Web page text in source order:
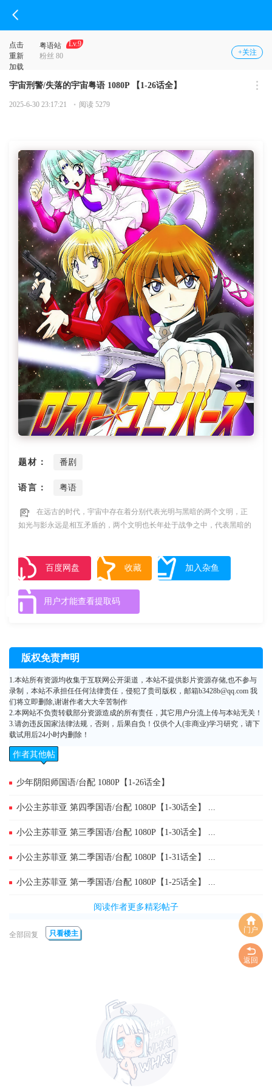
门户
返回
点击
重新
加载
粤语站
Lv.9
粉丝 80
+关注
宇宙刑警/失落的宇宙粤语 1080P 【1-26话全】
2025-6-30 23:17:21 阅读 5279
题材： 番剧
语言： 粤语
在远古的时代，宇宙中存在着分别代表光明与黑暗的两个文明，正
如光与影永远是相互矛盾的，两个文明也长年处于战争之中，代表黑暗的
会把驾驶者作为自己的食粮，以此来增强自己的力量。这种黑色的战舰就
像魔鬼一样，会把敌人彻底毁灭，但同时也会吞噬驾驶员的生命。而在同
一时间，为了对抗敌人的黑色战舰，代表光明的文明也创造了一艘白色战
舰与黑色战舰抗衡。后来，两个文明都原因不明地消失了，而那些战舰却
百度网盘 收藏 加入杂鱼
用户才能查看提取码
版权免责声明
1.本站所有资源均收集于互联网公开渠道，本站不提供影片资源存储,也不参与
录制，本站不承担任任何法律责任，侵犯了贵司版权，邮箱b3428b@qq.com 我
们将立即删除,谢谢作者大大辛苦制作
2.本网站不负责转载部分资源造成的所有责任，其它用户分流上传与本站无关！
3.请勿违反国家法律法规，否则，后果自负！仅供个人(非商业)学习研究，请下
载试用后24小时内删除！
作者其他帖
少年阴阳师国语/台配 1080P【1-26话全】
小公主苏菲亚 第四季国语/台配 1080P【1-30话全】 ...
小公主苏菲亚 第三季国语/台配 1080P【1-30话全】 ...
小公主苏菲亚 第二季国语/台配 1080P【1-31话全】 ...
小公主苏菲亚 第一季国语/台配 1080P【1-25话全】 ...
阅读作者更多精彩帖子
全部回复 只看楼主